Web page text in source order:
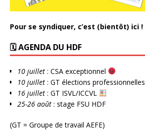
Pour se syndiquer, c’est (bientôt) ici !
🗓 AGENDA DU HDF
10 juillet : CSA exceptionnel
10 juillet : GT élections professionnelles
16 juillet : GT ISVL/ICCVL
25-26 août : stage FSU HDF
(GT = Groupe de travail AEFE)